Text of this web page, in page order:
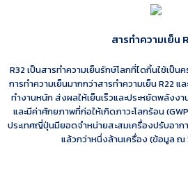
สารทำความเย็น
R32 เป็นสารทำความเย็นรักษ์โลกที่ไดกิ้นใช้เป็น
การทำความเย็นมากกว่าสารทำความเย็น R22 แ
ทำงานหนัก ส่งผลให้เย็นเร็วและประหยัดพลังง
และมีค่าศักยภาพที่ก่อให้เกิดภาวะโลกร้อน
ประเทศญี่ปุ่นมียอดจำหน่ายสะสมเครื่องปรับอา
แล้วกว่าหนึ่งล้านเครื่อง (ข้อมูล ณ